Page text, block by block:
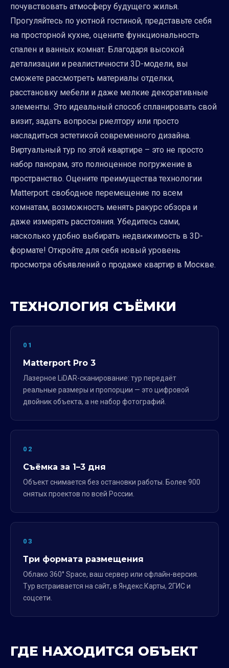
почувствовать атмосферу будущего жилья.
Прогуляйтесь по уютной гостиной, представьте себя
на просторной кухне, оцените функциональность
спален и ванных комнат. Благодаря высокой
детализации и реалистичности 3D-модели, вы
сможете рассмотреть материалы отделки,
расстановку мебели и даже мелкие декоративные
элементы. Это идеальный способ спланировать свой
визит, задать вопросы риелтору или просто
насладиться эстетикой современного дизайна.
Виртуальный тур по этой квартире – это не просто
набор панорам, это полноценное погружение в
пространство. Оцените преимущества технологии
Matterport: свободное перемещение по всем
комнатам, возможность менять ракурс обзора и
даже измерять расстояния. Убедитесь сами,
насколько удобно выбирать недвижимость в 3D-
формате! Откройте для себя новый уровень
просмотра объявлений о продаже квартир в Москве.
ТЕХНОЛОГИЯ СЪЁМКИ
01
Matterport Pro 3
Лазерное LiDAR-сканирование: тур передаёт
реальные размеры и пропорции — это цифровой
двойник объекта, а не набор фотографий.
02
Съёмка за 1–3 дня
Объект снимается без остановки работы. Более 900
снятых проектов по всей России.
03
Три формата размещения
Облако 360° Space, ваш сервер или офлайн-версия.
Тур встраивается на сайт, в Яндекс.Карты, 2ГИС и
соцсети.
ГДЕ НАХОДИТСЯ ОБЪЕКТ